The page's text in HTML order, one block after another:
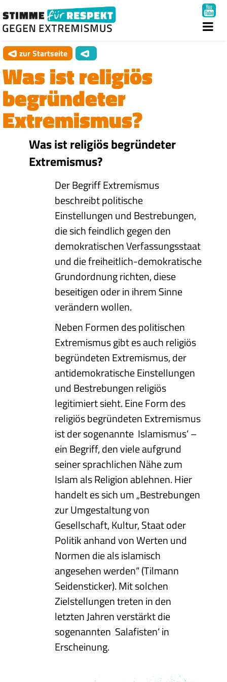
zur Startseite
Was ist religiös
begründeter
Extremismus?
Was ist religiös begründeter
Extremismus?
Der Begriff Extremismus
beschreibt politische
Einstellungen und Bestrebungen,
die sich feindlich gegen den
demokratischen Verfassungsstaat
und die freiheitlich-demokratische
Grundordnung richten, diese
beseitigen oder in ihrem Sinne
verändern wollen.
Neben Formen des politischen
Extremismus gibt es auch religiös
begründeten Extremismus, der
antidemokratische Einstellungen
und Bestrebungen religiös
legitimiert sieht. Eine Form des
religiös begründeten Extremismus
ist der sogenannte ‚Islamismus‘ –
ein Begriff, den viele aufgrund
seiner sprachlichen Nähe zum
Islam als Religion ablehnen. Hier
handelt es sich um „Bestrebungen
zur Umgestaltung von
Gesellschaft, Kultur, Staat oder
Politik anhand von Werten und
Normen die als islamisch
angesehen werden“ (Tilmann
Seidensticker). Mit solchen
Zielstellungen treten in den
letzten Jahren verstärkt die
sogenannten ‚Salafisten‘ in
Erscheinung.